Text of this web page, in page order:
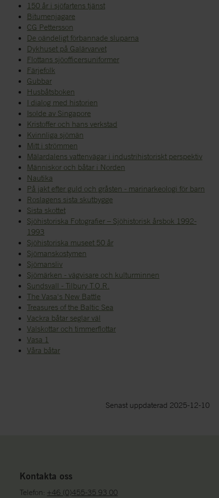
150 år i sjöfartens tjänst
Bitumenjagare
CG Pettersson
De oändeligt förbannade sluparna
Dykhuset på Galärvarvet
Flottans sjöofficersuniformer
Färjefolk
Gubbar
Husbåtsboken
I dialog med historien
Isolde av Singapore
Kristoffer och hans verkstad
Kvinnliga sjömän
Mitt i strömmen
Mälardalens vattenvägar i industrihistoriskt perspektiv
Människor och båtar i Norden
Nautika
På jakt efter guld och gråsten - marinarkeologi för barn
Roslagens sista skutbygge
Sista skottet
Sjöhistoriska Fotografier – Sjöhistorisk årsbok 1992-
1993
Sjöhistoriska museet 50 år
Sjömanskostymen
Sjömansliv
Sjömärken - vägvisare och kulturminnen
Sundsvall - Tilbury T.O.R.
The Vasa's New Battle
Treasures of the Baltic Sea
Vackra båtar seglar väl
Valskottar och timmerflottar
Vasa 1
Våra båtar
Senast uppdaterad 2025-12-10
Kontakta oss
Telefon: +46 (0)455-35 93 00